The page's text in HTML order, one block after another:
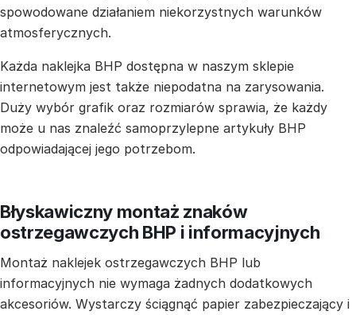
spowodowane działaniem niekorzystnych warunków
atmosferycznych.
Każda naklejka BHP dostępna w naszym sklepie
internetowym jest także niepodatna na zarysowania.
Duży wybór grafik oraz rozmiarów sprawia, że każdy
może u nas znaleźć samoprzylepne artykuły BHP
odpowiadającej jego potrzebom.
Błyskawiczny montaż znaków
ostrzegawczych BHP i informacyjnych
Montaż naklejek ostrzegawczych BHP lub
informacyjnych nie wymaga żadnych dodatkowych
akcesoriów. Wystarczy ściągnąć papier zabezpieczający i